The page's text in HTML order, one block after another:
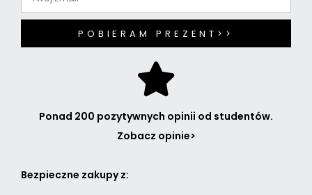
POBIERAM PREZENT>>
Ponad 200 pozytywnych opinii od studentów.
Zobacz opinie>
Bezpieczne zakupy z: